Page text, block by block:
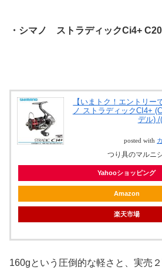
・シマノ ストラディックCi4+
【いまトク！エントリー
ノ ストラディックCI4+
デル) /
posted with
つり具のマルニ
Yahooショッピング
Amazon
楽天市場
160gという圧倒的な軽さと、実売